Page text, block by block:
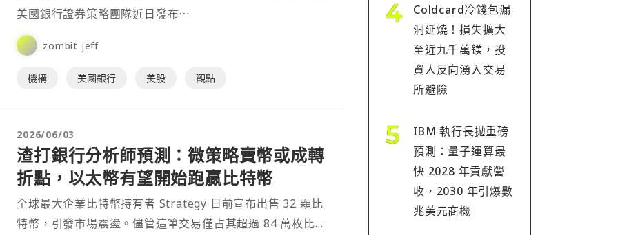
美國銀行證券策略團隊近日發布⋯
zombit jeff
機構 美國銀行 美股 觀點
2026/06/03
渣打銀行分析師預測：微策略賣幣或成轉
折點，以太幣有望開始跑贏比特幣
全球最大企業比特幣持有者 Strategy 日前宣布出售 32 顆比
特幣，引發市場震盪。儘管這筆交易僅占其超過 84 萬枚比特
Coldcard冷錢包漏
洞延燒！損失擴大
至近九千萬鎂，投
資人反向湧入交易
所避險
IBM 執行長拋重磅
預測：量子運算最
快 2028 年貢獻營
收，2030 年引爆數
兆美元商機